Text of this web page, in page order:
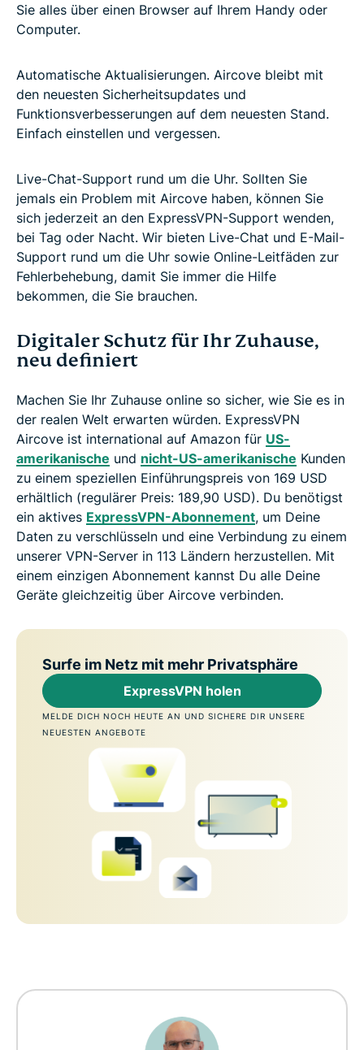
Sie alles über einen Browser auf Ihrem Handy oder
Computer.
Automatische Aktualisierungen. Aircove bleibt mit
den neuesten Sicherheitsupdates und
Funktionsverbesserungen auf dem neuesten Stand.
Einfach einstellen und vergessen.
Live-Chat-Support rund um die Uhr. Sollten Sie
jemals ein Problem mit Aircove haben, können Sie
sich jederzeit an den ExpressVPN-Support wenden,
bei Tag oder Nacht. Wir bieten Live-Chat und E-Mail-
Support rund um die Uhr sowie Online-Leitfäden zur
Fehlerbehebung, damit Sie immer die Hilfe
bekommen, die Sie brauchen.
Digitaler Schutz für Ihr Zuhause,
neu definiert
Machen Sie Ihr Zuhause online so sicher, wie Sie es in
der realen Welt erwarten würden. ExpressVPN
Aircove ist international auf Amazon für US-
amerikanische und nicht-US-amerikanische Kunden
zu einem speziellen Einführungspreis von 169 USD
erhältlich (regulärer Preis: 189,90 USD). Du benötigst
ein aktives ExpressVPN-Abonnement, um Deine
Daten zu verschlüsseln und eine Verbindung zu einem
unserer VPN-Server in 113 Ländern herzustellen. Mit
einem einzigen Abonnement kannst Du alle Deine
Geräte gleichzeitig über Aircove verbinden.
Surfe im Netz mit mehr Privatsphäre
ExpressVPN holen
MELDE DICH NOCH HEUTE AN UND SICHERE DIR UNSERE
NEUESTEN ANGEBOTE